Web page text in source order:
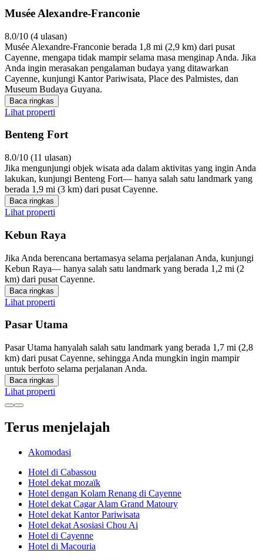
Musée Alexandre-Franconie
8.0/10 (4 ulasan)
Musée Alexandre-Franconie berada 1,8 mi (2,9 km) dari pusat
Cayenne, mengapa tidak mampir selama masa menginap Anda. Jika
Anda ingin merasakan pengalaman budaya yang ditawarkan
Cayenne, kunjungi Kantor Pariwisata, Place des Palmistes, dan
Museum Budaya Guyana.
Baca ringkas
Lihat properti
Benteng Fort
8.0/10 (11 ulasan)
Jika mengunjungi objek wisata ada dalam aktivitas yang ingin Anda
lakukan, kunjungi Benteng Fort— hanya salah satu landmark yang
berada 1,9 mi (3 km) dari pusat Cayenne.
Baca ringkas
Lihat properti
Kebun Raya
Jika Anda berencana bertamasya selama perjalanan Anda, kunjungi
Kebun Raya— hanya salah satu landmark yang berada 1,2 mi (2
km) dari pusat Cayenne.
Baca ringkas
Lihat properti
Pasar Utama
Pasar Utama hanyalah salah satu landmark yang berada 1,7 mi (2,8
km) dari pusat Cayenne, sehingga Anda mungkin ingin mampir
untuk berfoto selama perjalanan Anda.
Baca ringkas
Lihat properti
Terus menjelajah
Akomodasi
Hotel di Cabassou
Hotel dekat mozaïk
Hotel dengan Kolam Renang di Cayenne
Hotel dekat Cagar Alam Grand Matoury
Hotel dekat Kantor Pariwisata
Hotel dekat Asosiasi Chou Ai
Hotel di Cayenne
Hotel di Macouria